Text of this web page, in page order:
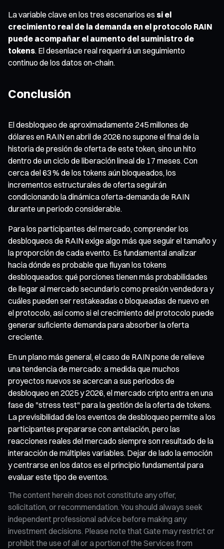
La variable clave en los tres escenarios es si el
crecimiento real de la demanda en el protocolo RAIN
puede acompañar el aumento del suministro de
tokens. El desenlace real requerirá un seguimiento
continuo de los datos on-chain.
Conclusión
El desbloqueo de aproximadamente 245 millones de
dólares en RAIN en abril de 2026 no supone el final de la
historia de presión de oferta de este token, sino un hito
dentro de un ciclo de liberación lineal de 17 meses. Con
cerca del 63 % de los tokens aún bloqueados, los
incrementos estructurales de oferta seguirán
condicionando la dinámica oferta-demanda de RAIN
durante un periodo considerable.
Para los participantes del mercado, comprender los
desbloqueos de RAIN exige algo más que seguir el tamaño y
la proporción de cada evento. Es fundamental analizar
hacia dónde es probable que fluyan los tokens
desbloqueados: qué porciones tienen más probabilidades
de llegar al mercado secundario como presión vendedora y
cuáles pueden ser restakeadas o bloqueadas de nuevo en
el protocolo, así como si el crecimiento del protocolo puede
generar suficiente demanda para absorber la oferta
creciente.
En un plano más general, el caso de RAIN pone de relieve
una tendencia de mercado: a medida que muchos
proyectos nuevos se acercan a sus periodos de
desbloqueo en 2025 y 2026, el mercado cripto entra en una
fase de "stress test" para la gestión de la oferta de tokens.
La previsibilidad de los eventos de desbloqueo permite a los
participantes prepararse con antelación, pero las
reacciones reales del mercado siempre son resultado de la
interacción de múltiples variables. Dejar de lado la emoción
y centrarse en los datos es el principio fundamental para
evaluar este tipo de eventos.
The content herein does not constitute any offer,
solicitation, or recommendation. You should always seek
independent professional advice before making any
investment decisions. Please note that Gate may restrict or
prohibit the use of all or a portion of the Services from